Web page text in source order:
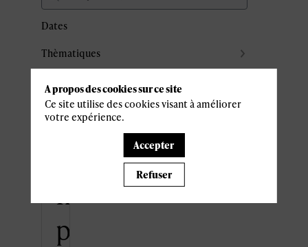
Dates
Thèmatiques
Effacer tous les filtres
Informations
pratiques
A propos des cookies sur ce site
Ce site utilise des cookies visant à améliorer
votre expérience.
Accepter
Refuser